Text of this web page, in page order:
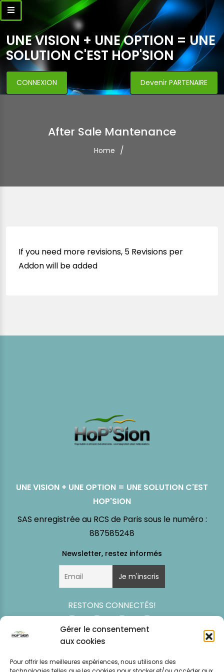
Gérer le consentement
aux cookies
Pour offrir les meilleures expériences, nous utilisons des
UNE VISION + UNE OPTION = UNE
SOLUTION C'EST HOP'SION
CONNEXION Devenir PARTENAIRE
After Sale Mantenance
Home
If you need more revisions, 5 Revisions per
Addon will be added
UNE VISION + UNE OPTION = UNE SOLUTION C'EST
HOP'SION
SAS enregistrée au RCS de Paris sous le numéro :
887585248
RESTONS CONNECTÉS!